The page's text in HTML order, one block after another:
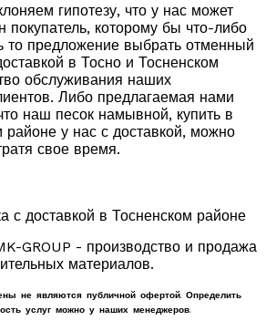
гипотезу, что у нас может
покупатель, которому бы что-либо
то предложение выбрать отменный
в Тосно и Тосненском
обслуживания наших
Либо предлагаемая нами
наш песок намывной, купить в
районе у нас с доставкой, можно
свое время.
GROUP - производство и продажа
материалов.
не являются публичной офертой. Определить
услуг можно у наших менеджеров.